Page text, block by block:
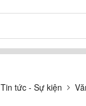
Tin tức - Sự kiện